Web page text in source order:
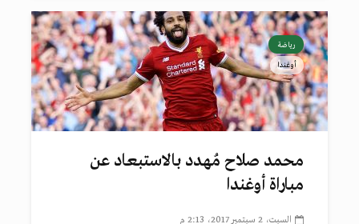
رياضة
أوغندا
محمد صلاح مُهدد بالاستبعاد عن
مباراة أوغندا
السبت، 2 سبتمبر 2017، 2:13 م